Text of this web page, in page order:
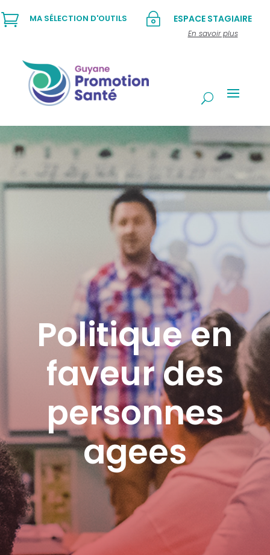
~ ESPACE STAGIAIRE
En savoir plus
 MA SÉLECTION D'OUTILS
Politique en
faveur des
personnes
agees